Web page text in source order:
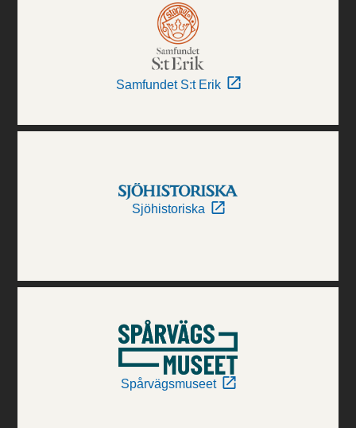
Samfundet S:t Erik
Sjöhistoriska
Spårvägsmuseet